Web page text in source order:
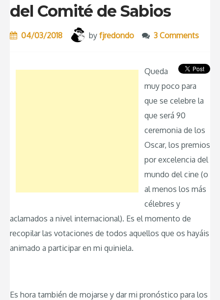
del Comité de Sabios
04/03/2018 by fjredondo 3 Comments
Queda
muy poco para
que se celebre la
que será 90
ceremonia de los
Oscar, los premios
por excelencia del
mundo del cine (o
al menos los más
célebres y
aclamados a nivel internacional). Es el momento de
recopilar las votaciones de todos aquellos que os hayáis
animado a participar en mi quiniela.
Es hora también de mojarse y dar mi pronóstico para los